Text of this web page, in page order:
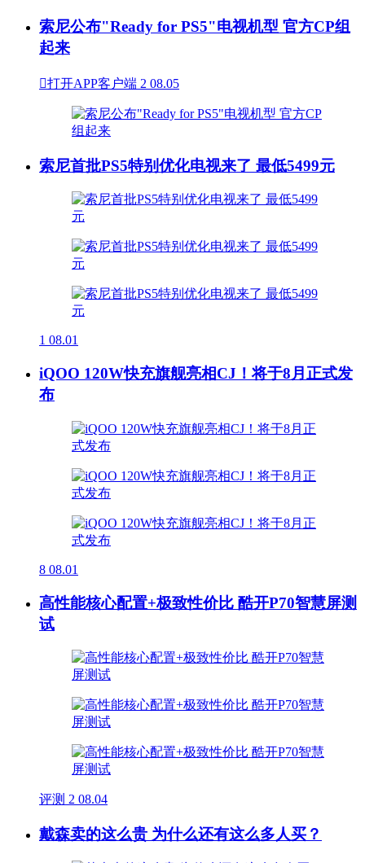
索尼公布"Ready for PS5"电视机型 官方CP组
起来
打开APP客户端 2 08.05
索尼首批PS5特别优化电视来了 最低5499元
1 08.01
iQOO 120W快充旗舰亮相CJ！将于8月正式发
布
8 08.01
高性能核心配置+极致性价比 酷开P70智慧屏测
试
评测 2 08.04
戴森卖的这么贵 为什么还有这么多人买？